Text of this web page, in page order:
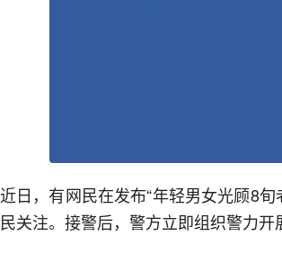
近日，有网民在发布“年轻男女光顾8
民关注。接警后，警方立即组织警力开